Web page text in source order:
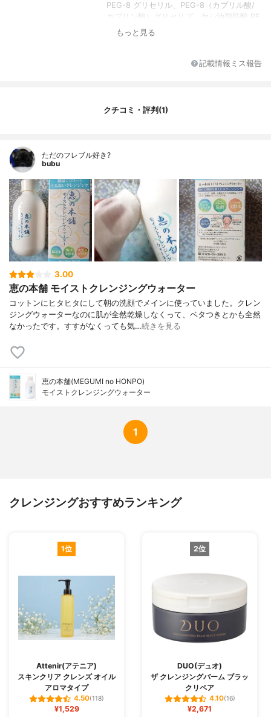
PEG-8 グリセリル、PEG-8（カプリル酸/
カプリン酸）グリセリズ、ヤシ油脂肪酸 PE
G-7 グリセリル、フェノキシエタノール、
アルニカ花エキス、オドリコソウ花エキ
ス、ローズマリー葉エキス、ローマカミツ
もっと見る
記載情報ミス報告
クチコミ・評判(1)
ただのフレブル好き?
bubu
3.00
恵の本舗 モイストクレンジングウォーター
コットンにヒタヒタにして朝の洗顔でメインに使っていました。クレン
ジングウォーターなのに肌が全然乾燥しなくって、ベタつきとかも全然
なかったです。すすがなくっても気…続きを見る
恵の本舗(MEGUMI no HONPO)
モイストクレンジングウォーター
1
クレンジングおすすめランキング
1位
Attenir(アテニア)
スキンクリア クレンズ オイル
アロマタイプ
4.50(118)
¥1,529
2位
DUO(デュオ)
ザ クレンジングバーム ブラッ
クリペア
4.10(16)
¥2,671